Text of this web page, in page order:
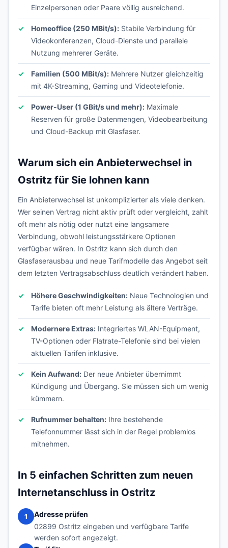
Einzelpersonen oder Paare völlig ausreichend.
Homeoffice (250 MBit/s): Stabile Verbindung für
Videokonferenzen, Cloud-Dienste und parallele
Nutzung mehrerer Geräte.
Familien (500 MBit/s): Mehrere Nutzer gleichzeitig
mit 4K-Streaming, Gaming und Videotelefonie.
Power-User (1 GBit/s und mehr): Maximale
Reserven für große Datenmengen, Videobearbeitung
und Cloud-Backup mit Glasfaser.
Warum sich ein Anbieterwechsel in
Ostritz für Sie lohnen kann
Ein Anbieterwechsel ist unkomplizierter als viele denken.
Wer seinen Vertrag nicht aktiv prüft oder vergleicht, zahlt
oft mehr als nötig oder nutzt eine langsamere
Verbindung, obwohl leistungsstärkere Optionen
verfügbar wären. In Ostritz kann sich durch den
Glasfaserausbau und neue Tarifmodelle das Angebot seit
dem letzten Vertragsabschluss deutlich verändert haben.
Höhere Geschwindigkeiten: Neue Technologien und
Tarife bieten oft mehr Leistung als ältere Verträge.
Modernere Extras: Integriertes WLAN-Equipment,
TV-Optionen oder Flatrate-Telefonie sind bei vielen
aktuellen Tarifen inklusive.
Kein Aufwand: Der neue Anbieter übernimmt
Kündigung und Übergang. Sie müssen sich um wenig
kümmern.
Rufnummer behalten: Ihre bestehende
Telefonnummer lässt sich in der Regel problemlos
mitnehmen.
In 5 einfachen Schritten zum neuen
Internetanschluss in Ostritz
1
Adresse prüfen
02899 Ostritz eingeben und verfügbare Tarife
werden sofort angezeigt.